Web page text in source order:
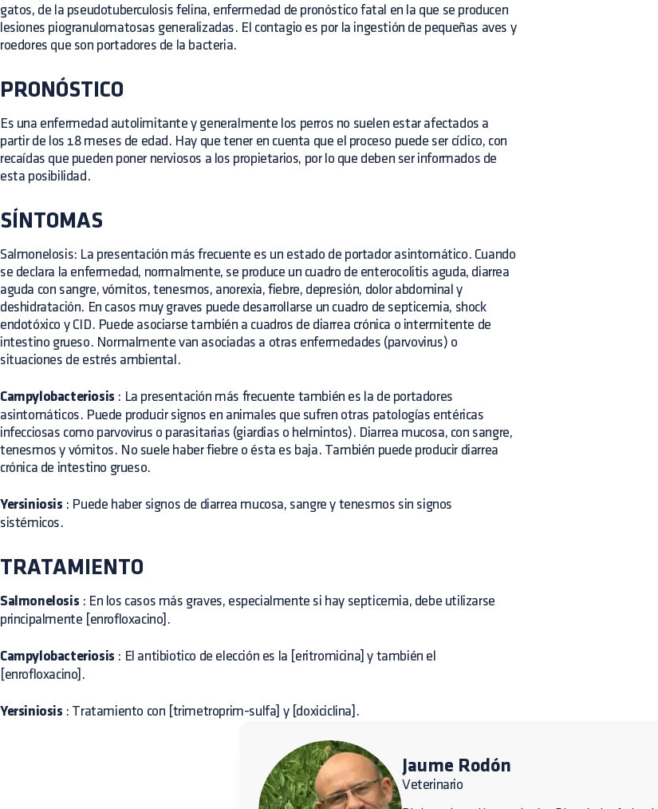
gatos, de la pseudotuberculosis felina, enfermedad de pronóstico fatal en la que se producen
lesiones piogranulomatosas generalizadas. El contagio es por la ingestión de pequeñas aves y
roedores que son portadores de la bacteria.
PRONÓSTICO
Es una enfermedad autolimitante y generalmente los perros no suelen estar afectados a
partir de los 18 meses de edad. Hay que tener en cuenta que el proceso puede ser cíclico, con
recaídas que pueden poner nerviosos a los propietarios, por lo que deben ser informados de
esta posibilidad.
SÍNTOMAS
Salmonelosis: La presentación más frecuente es un estado de portador asintomático. Cuando
se declara la enfermedad, normalmente, se produce un cuadro de enterocolitis aguda, diarrea
aguda con sangre, vómitos, tenesmos, anorexia, fiebre, depresión, dolor abdominal y
deshidratación. En casos muy graves puede desarrollarse un cuadro de septicemia, shock
endotóxico y CID. Puede asociarse también a cuadros de diarrea crónica o intermitente de
intestino grueso. Normalmente van asociadas a otras enfermedades (parvovirus) o
situaciones de estrés ambiental.
Campylobacteriosis : La presentación más frecuente también es la de portadores
asintomáticos. Puede producir signos en animales que sufren otras patologías entéricas
infecciosas como parvovirus o parasitarias (giardias o helmintos). Diarrea mucosa, con sangre,
tenesmos y vómitos. No suele haber fiebre o ésta es baja. También puede producir diarrea
crónica de intestino grueso.
Yersiniosis : Puede haber signos de diarrea mucosa, sangre y tenesmos sin signos
sistémicos.
TRATAMIENTO
Salmonelosis : En los casos más graves, especialmente si hay septicemia, debe utilizarse
principalmente [enrofloxacino].
Campylobacteriosis : El antibiotico de elección es la [eritromicina] y también el
[enrofloxacino].
Yersiniosis : Tratamiento con [trimetroprim-sulfa] y [doxiciclina].
Jaume Rodón
Veterinario